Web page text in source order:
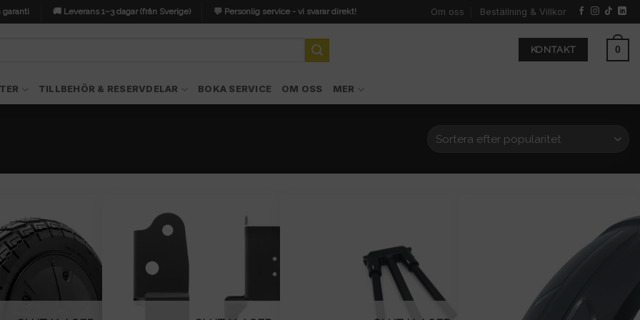
garanti 🚚 Leverans 1–3 dagar (från Sverige) 💬 Personlig service - vi svarar direkt! Om oss Beställning & Villkor
KONTAKT 0
TILLBEHÖR & RESERVDELAR BOKA SERVICE OM OSS MER